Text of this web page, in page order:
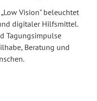
Vision" beleuchtet
digitaler Hilfsmittel.
Tagungsimpulse
Beratung und